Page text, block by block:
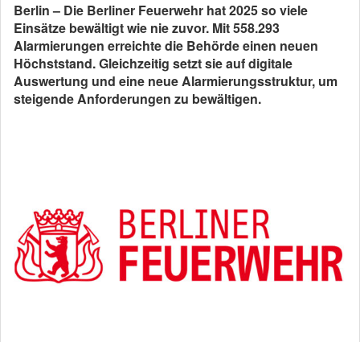
Berlin – Die Berliner Feuerwehr hat 2025 so viele
Einsätze bewältigt wie nie zuvor. Mit 558.293
Alarmierungen erreichte die Behörde einen neuen
Höchststand. Gleichzeitig setzt sie auf digitale
Auswertung und eine neue Alarmierungsstruktur, um
steigende Anforderungen zu bewältigen.